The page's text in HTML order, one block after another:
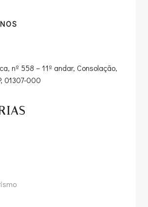
nº 558 – 11º andar, Consolação,
01307-000